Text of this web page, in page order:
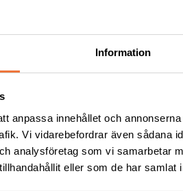
Information
anpassa innehållet och
Vi vidarebefordrar även sådana
analysföretag som vi samarbetar
eller som de har samlat